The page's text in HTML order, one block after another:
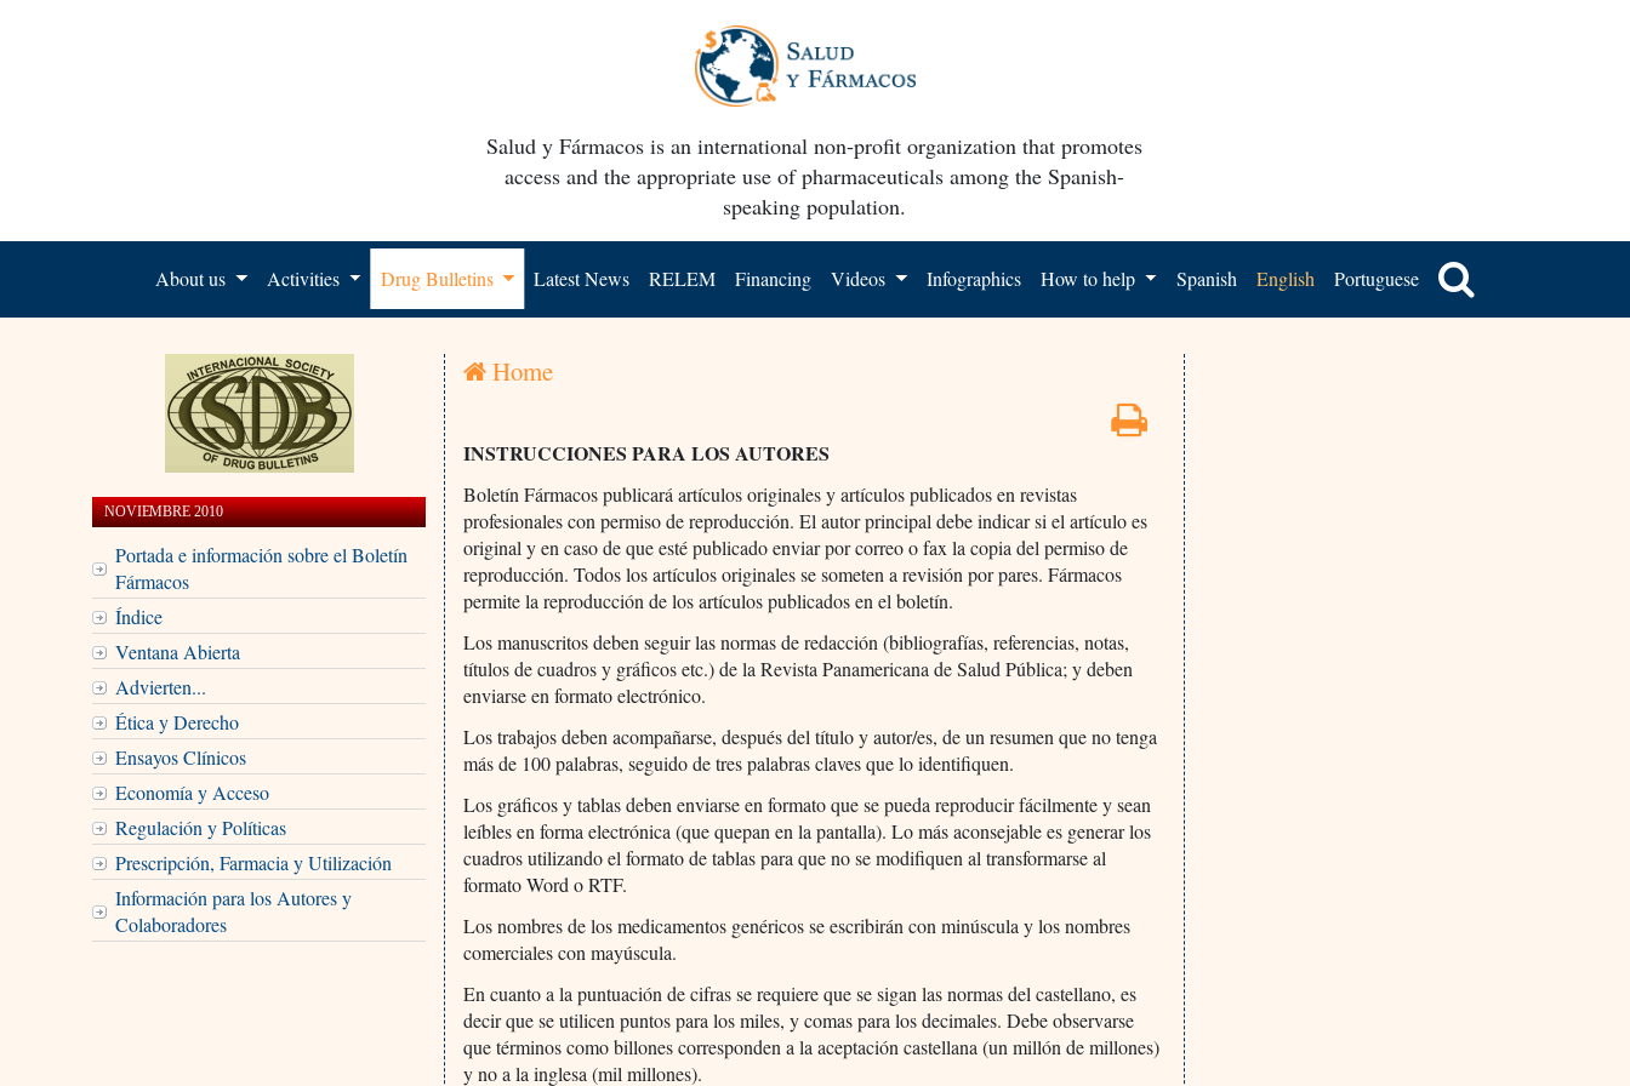
Salud y Fármacos is an international non-profit organization that promotes
access and the appropriate use of pharmaceuticals among the Spanish-
speaking population.
About us Activities Drug Bulletins Latest News RELEM Financing Videos Infographics How to help Spanish English Portuguese
NOVIEMBRE 2010
Portada e información sobre el Boletín
Fármacos
Índice
Ventana Abierta
Advierten...
Ética y Derecho
Ensayos Clínicos
Economía y Acceso
Regulación y Políticas
Prescripción, Farmacia y Utilización
Información para los Autores y
Colaboradores
Home
INSTRUCCIONES PARA LOS AUTORES
Boletín Fármacos publicará artículos originales y artículos publicados en revistas
profesionales con permiso de reproducción. El autor principal debe indicar si el artículo es
original y en caso de que esté publicado enviar por correo o fax la copia del permiso de
reproducción. Todos los artículos originales se someten a revisión por pares. Fármacos
permite la reproducción de los artículos publicados en el boletín.
Los manuscritos deben seguir las normas de redacción (bibliografías, referencias, notas,
títulos de cuadros y gráficos etc.) de la Revista Panamericana de Salud Pública; y deben
enviarse en formato electrónico.
Los trabajos deben acompañarse, después del título y autor/es, de un resumen que no tenga
más de 100 palabras, seguido de tres palabras claves que lo identifiquen.
Los gráficos y tablas deben enviarse en formato que se pueda reproducir fácilmente y sean
leíbles en forma electrónica (que quepan en la pantalla). Lo más aconsejable es generar los
cuadros utilizando el formato de tablas para que no se modifiquen al transformarse al
formato Word o RTF.
Los nombres de los medicamentos genéricos se escribirán con minúscula y los nombres
comerciales con mayúscula.
En cuanto a la puntuación de cifras se requiere que se sigan las normas del castellano, es
decir que se utilicen puntos para los miles, y comas para los decimales. Debe observarse
que términos como billones corresponden a la aceptación castellana (un millón de millones)
y no a la inglesa (mil millones).